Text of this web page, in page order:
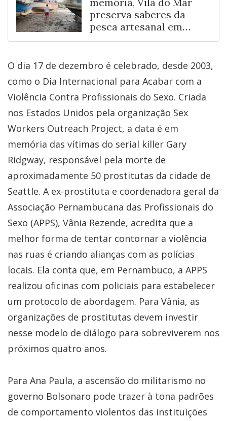
preserva saberes da
pesca artesanal em
Fortaleza
O dia 17 de dezembro é celebrado, desde 2003,
como o Dia Internacional para Acabar com a
Violência Contra Profissionais do Sexo. Criada
nos Estados Unidos pela organização Sex
Workers Outreach Project, a data é em
memória das vítimas do serial killer Gary
Ridgway, responsável pela morte de
aproximadamente 50 prostitutas da cidade de
Seattle. A ex-prostituta e coordenadora geral da
Associação Pernambucana das Profissionais do
Sexo (APPS), Vânia Rezende, acredita que a
melhor forma de tentar contornar a violência
nas ruas é criando alianças com as polícias
locais. Ela conta que, em Pernambuco, a APPS
realizou oficinas com policiais para estabelecer
um protocolo de abordagem. Para Vânia, as
organizações de prostitutas devem investir
nesse modelo de diálogo para sobreviverem nos
próximos quatro anos.
Para Ana Paula, a ascensão do militarismo no
governo Bolsonaro pode trazer à tona padrões
de comportamento violentos das instituições